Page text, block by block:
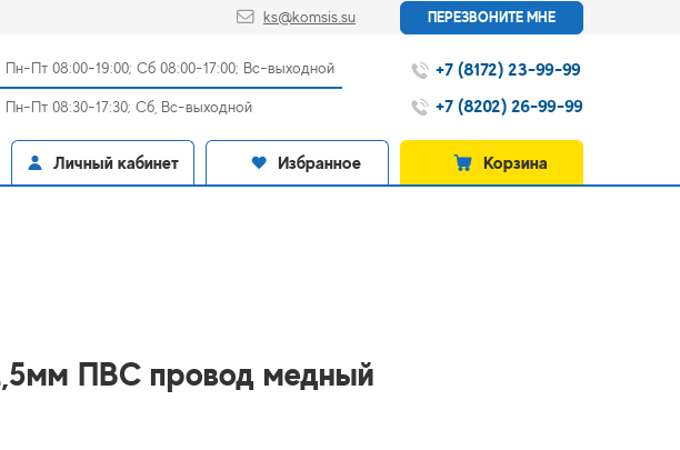
ks@komsis.su ПЕРЕЗВОНИТЕ МНЕ
Пн-Пт 08:00-19:00; Сб 08:00-17:00; Вс-выходной
Пн-Пт 08:30-17:30; Сб, Вс-выходной
+7 (8172) 23-99-99
+7 (8202) 26-99-99
Личный кабинет Избранное Корзина
ПВС провод медный